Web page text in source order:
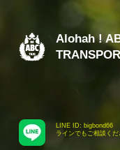
LINE ID: bigbond66
ラインでもご相談くだ
Alohah !